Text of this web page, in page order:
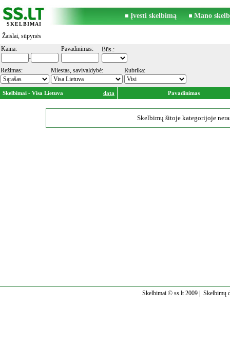
SKELBIMAI
Įvesti skelbimą Mano
Žaislai, sūpynės
Kaina:
-
Pavadinimas: Būs.:
Režimas: Miestas, savivaldybė: Rubrika:
Skelbimai - Visa Lietuva data Pavadinimas
Skelbimų šitoje kategorijoje
Skelbimai © ss.lt 2009 | Skelbimų